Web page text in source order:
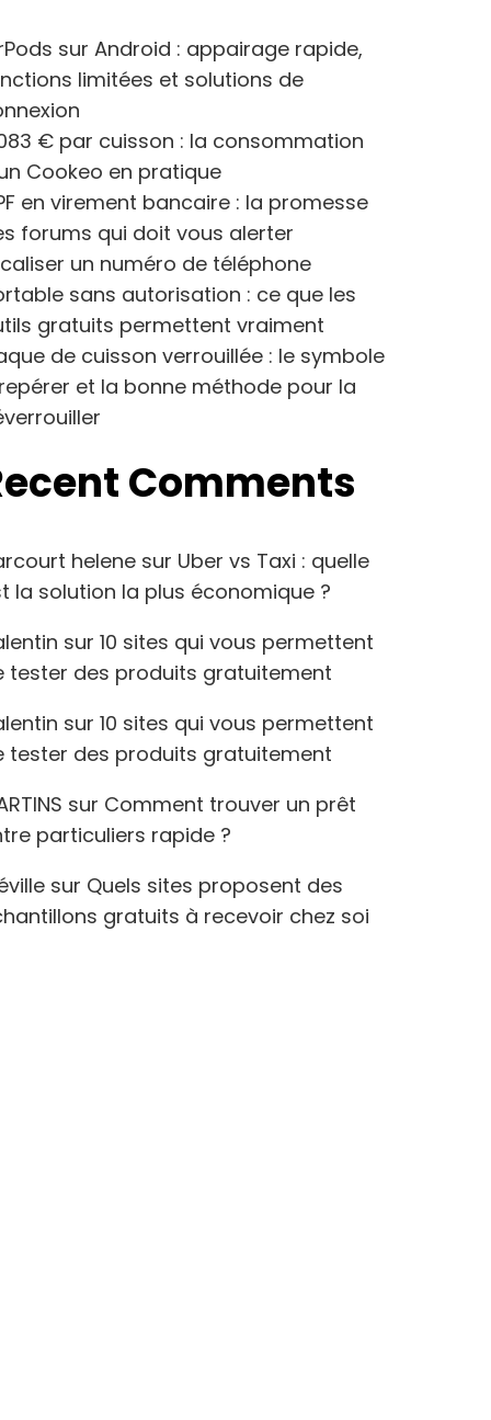
sur Android : appairage rapide,
limitées et solutions de
€ par cuisson : la consommation
Cookeo en pratique
en virement bancaire : la promesse
forums qui doit vous alerter
un numéro de téléphone
sans autorisation : ce que les
gratuits permettent vraiment
de cuisson verrouillée : le symbole
et la bonne méthode pour la
Comments
helene sur Uber vs Taxi : quelle
la solution la plus économique ?
sur 10 sites qui vous permettent
tester des produits gratuitement
sur 10 sites qui vous permettent
tester des produits gratuitement
sur Comment trouver un prêt
particuliers rapide ?
sur Quels sites proposent des
gratuits à recevoir chez soi